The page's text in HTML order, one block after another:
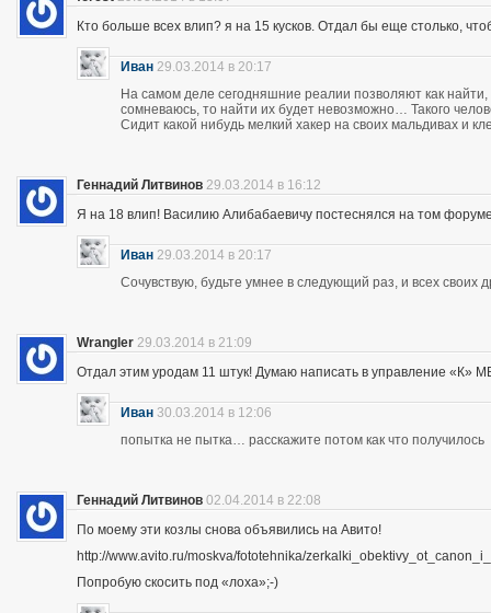
Кто больше всех влип? я на 15 кусков. Отдал бы еще столько,
Иван 29.03.2014 в 20:17
На самом деле сегодняшние реалии позволяют как
сомневаюсь, то найти их будет невозможно… Такого
Сидит какой нибудь мелкий хакер на своих мальдивах и
Геннадий Литвинов 29.03.2014 в 16:12
Я на 18 влип! Василию Алибабаевичу постеснялся на том
Иван 29.03.2014 в 20:17
Сочувствую, будьте умнее в следующий раз, и всех своих
Wrangler 29.03.2014 в 21:09
Отдал этим уродам 11 штук! Думаю написать в управление «К»
Иван 30.03.2014 в 12:06
попытка не пытка… расскажите потом как что получилось
Геннадий Литвинов 02.04.2014 в 22:08
По моему эти козлы снова объявились на Авито!
http://www.avito.ru/moskva/fototehnika/
Попробую скосить под «лоха»;-)